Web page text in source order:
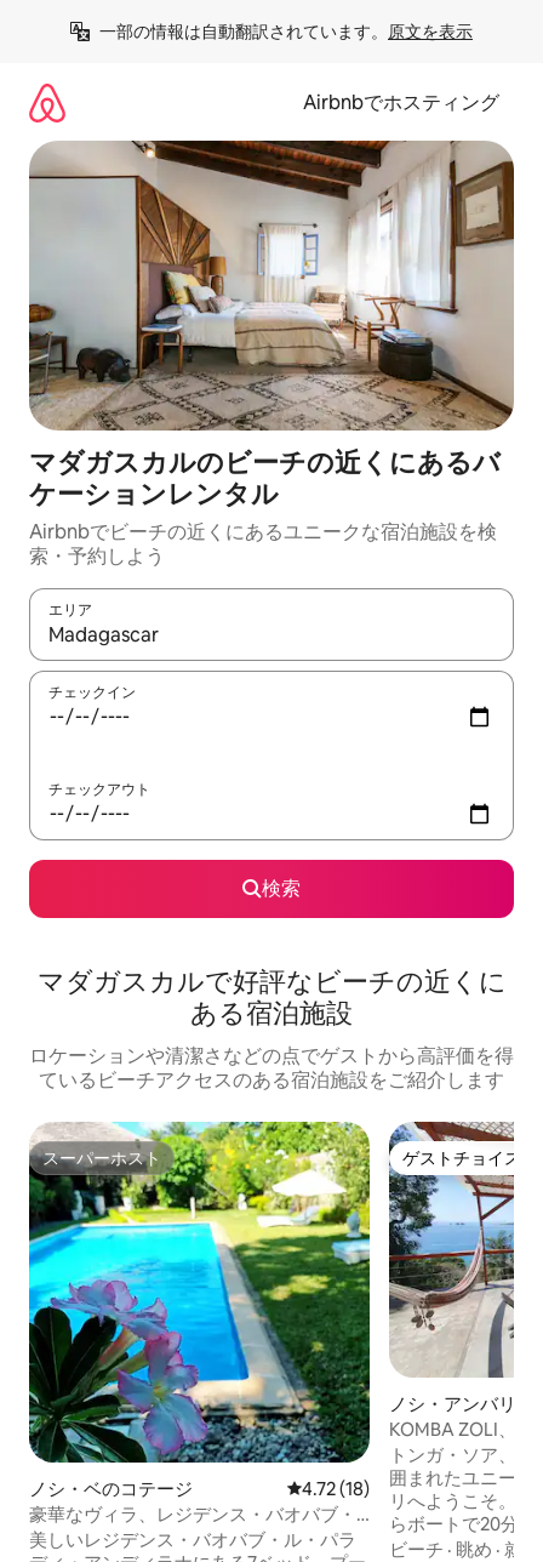
一部の情報は自動翻訳されています。 原文を表示
Airbnbでホスティング
マダガスカルのビーチの近くにあるバ
ケーションレンタル
Airbnbでビーチの近くにあるユニークな宿泊施設を検
索・予約しよう
エリア
検索結果が表示されたら、上下の矢印キーを使って移動するか
チェックイン
チェックアウト
検索
マダガスカルで好評なビーチの近くに
ある宿泊施設
ロケーションや清潔さなどの点でゲストから高評価を得
ているビーチアクセスのある宿泊施設をご紹介します
スーパーホスト
スーパーホスト
ノシ・ベのコテージ レビュー18件、5つ星中4.72つ
4.72 (18)
豪華なヴィラ、レジデンス・バオバブ・
ル・パラディ
美しいレジデンス・バオバブ・ル・パラ
ゲストチョイス
ゲストチョイス
ノシ・アンバリオ
ィラ
KOMBA ZOLI、
トンガ・ソア、
囲まれたユニーク
リへようこそ。
らボートで20分
し、素晴らしい
ビーチ · 眺め ·就